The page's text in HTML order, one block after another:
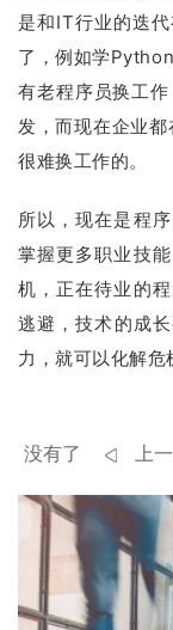
是和IT行业的迭
了，例如学
有老程序员换工
发，而现在企业
很难换工作的。
所以，现在是程
掌握更多职业技
机，正在待业的
逃避，技术的成
力，就可以化解危
没有了 上